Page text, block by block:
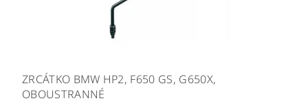
ZRCÁTKO BMW HP2, F650 GS, G650X,
OBOUSTRANNÉ